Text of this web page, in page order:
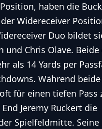
haben die
Widereceiver
Duo bildet
und Chris Olave. Beide
als 14 Yards per
Während beide
für einen tiefen Pass
Jeremy Ruckert die
Spielfeldmitte. Seine